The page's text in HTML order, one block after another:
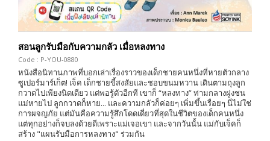
สอนลูกรับมือกับความกลัว เมื่อหลงทาง
Code : P-YOU-0880
หนังสือนิทานภาพที่บอกเล่าเรื่องราวของเด็กชายคนหนึ่งที่หายตัวกลาง
ซูเปอร์มาร์เก็ต! เจ็ค เด็กชายขี้สงสัยและชอบขนมหวาน เดินตามถุงลูก
กวาดไปเพียงนิดเดียว แต่พอรู้ตัวอีกที เขาก็ “หลงทาง” ท่ามกลางฝูงชน
แม่หายไป ลูกกวาดก็หาย... และความกลัวก็ค่อยๆ เพิ่มขึ้นเรื่อยๆ นี่ไม่ใช่
การผจญภัย แต่มันคือความรู้สึกโดดเดี่ยวที่สุดในชีวิตของเด็กคนหนึ่ง
แต่ทุกอย่างก็จบลงด้วยดีเพราะแม่เจอเขา และจากวันนั้น แม่กับเจ็คก็
สร้าง "แผนรับมือการหลงทาง" ร่วมกัน